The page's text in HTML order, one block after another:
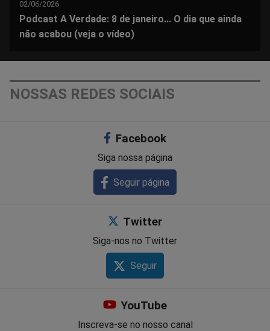
02/06/2026
Podcast A Verdade: 8 de janeiro... O dia que ainda
não acabou (veja o vídeo)
NOSSAS REDES SOCIAIS
Facebook
Siga nossa página
Seguir página
Twitter
Siga-nos no Twitter
Seguir
YouTube
Inscreva-se no nosso canal